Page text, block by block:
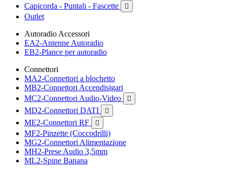
Capicorda - Puntali - Fascette

Outlet
Autoradio Accessori
EA2-Antenne Autoradio
EB2-Plance per autoradio
Connettori
MA2-Connettori a blochetto
MB2-Connettori Accendisigari
MC2-Connettori Audio-Video

MD2-Connettori DATI 
ME2-Connettori RF 
MF2-Pinzette (Coccodrilli)
MG2-Connettori Alimentazione
MH2-Prese Audio 3,5mm
ML2-Spine Banana